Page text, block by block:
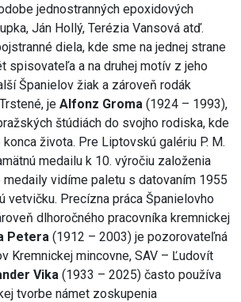
jednostranných epoxidových
Ján Hollý, Terézia Vansová atď.
diela, kde sme na jednej strane
spisovateľa a na druhej motív z jeho
Španielov žiak a zároveň rodák
je Alfonz Groma (1924 – 1993),
štúdiách do svojho rodiska, kde
života. Pre Liptovskú galériu P. M.
medailu k 10. výročiu založenia
medaily vidíme paletu s datovaním 1955
vetvičku. Precízna práca Španielovho
dlhoročného pracovníka kremnickej
Petera (1912 – 2003) je pozorovateľná
Kremnickej mincovne, SAV – Ľudovít
Vika (1933 – 2025) často používa
tvorbe námet zoskupenia